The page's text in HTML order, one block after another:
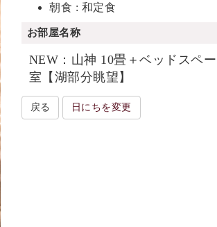
朝食 : 和定食
お部屋名称
NEW：山神 10畳＋ベッドスペ
室【湖部分眺望】
戻る 日にちを変更